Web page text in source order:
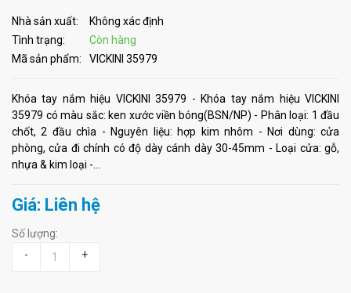
Nhà sản xuất:
Không xác định
Tình trạng:
Còn hàng
Mã sản phẩm:
VICKINI 35979
Khóa tay nắm hiệu VICKINI 35979 - Khóa tay nắm hiệu VICKINI
35979 có màu sắc: ken xước viền bóng(BSN/NP) - Phân loại: 1 đầu
chốt, 2 đầu chìa - Nguyên liệu: hợp kim nhôm - Nơi dùng: cửa
phòng, cửa đi chính có độ dày cánh dày 30-45mm - Loại cửa: gỗ,
nhựa & kim loại -...
Giá: Liên hệ
Số lượng:
-
+